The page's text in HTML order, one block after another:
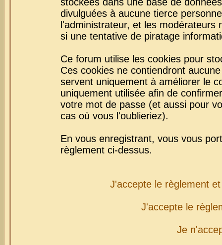
divulguées à aucune tierce
l'administrateur, et les
si une tentative de piratage
Ce forum utilise les cookies pour
Ces cookies ne contiendront
servent uniquement à améliorer le
uniquement utilisée afin de
votre mot de passe (et aussi pour
cas où vous l'oublieriez).
En vous enregistrant, vous vous
règlement ci-dessus.
J'accepte le règlement
J'accepte le
Je